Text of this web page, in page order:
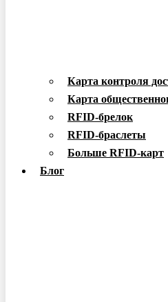
Карта контроля
Карта
RFID-брелок
RFID-браслеты
Больше RFID-карт
Блог